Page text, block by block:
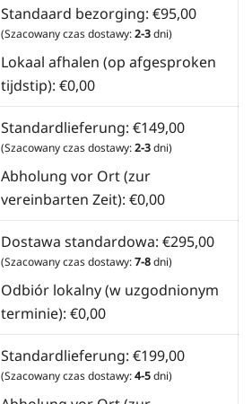
Standaard bezorging: €95,00
(Szacowany czas dostawy:2-3dni)
Lokaal afhalen (op afgesproken
tijdstip): €0,00
Standardlieferung: €149,00
(Szacowany czas dostawy:2-3dni)
Abholung vor Ort (zur
vereinbarten Zeit): €0,00
Dostawa standardowa: €295,00
(Szacowany czas dostawy:7-8dni)
Odbiór lokalny (w uzgodnionym
terminie): €0,00
Standardlieferung: €199,00
(Szacowany czas dostawy:4-5dni)